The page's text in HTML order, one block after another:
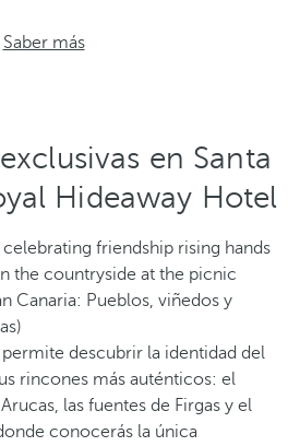
Saber más
en Santa
Hideaway Hotel
Canaria: Pueblos, viñedos y
descubrir la identidad del
rincones más auténticos: el
las fuentes de Firgas y el
conocerás la única